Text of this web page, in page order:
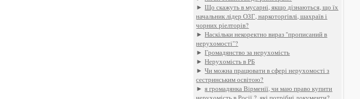
►Що скажуть в мусарні, якщо дізнаються, що їх
начальник лідер ОЗГ, наркоторгівлі, шахраїв і
чорних ріелторів?
►Наскільки некоректно вираз "прописаний в
нерухомості"?
►Громадянство за нерухомість
►Нерухомість в РБ
►Чи можна працювати в сфері нерухомості з
сестринським освітою?
►я громадянка Вірменії, чи маю право купити